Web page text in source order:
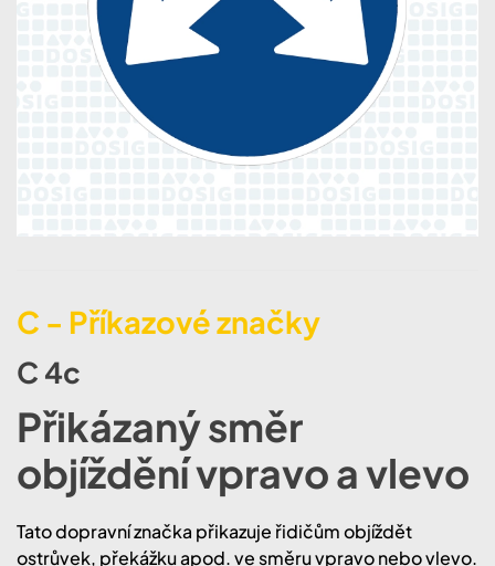
C - Příkazové značky
C 4c
Přikázaný směr
objíždění vpravo a vlevo
Tato dopravní značka přikazuje řidičům objíždět
ostrůvek, překážku apod. ve směru vpravo nebo vlevo.